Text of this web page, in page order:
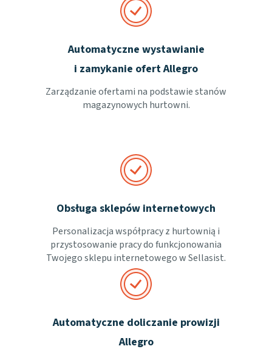
Automatyczne wystawianie
i zamykanie ofert Allegro
Zarządzanie ofertami na podstawie stanów
magazynowych hurtowni.
Obsługa sklepów internetowych
Personalizacja współpracy z hurtownią i
przystosowanie pracy do funkcjonowania
Twojego sklepu internetowego w Sellasist.
Automatyczne doliczanie prowizji
Allegro